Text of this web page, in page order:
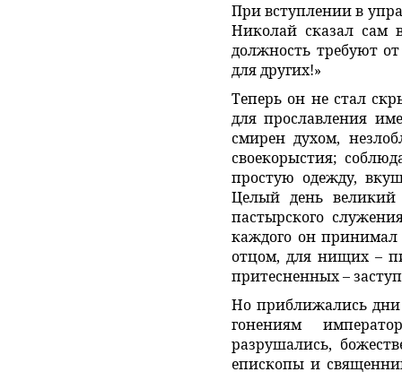
При вступлении в
Николай сказал сам
должность требуют
для других!»
Теперь он не стал
для прославления
смирен духом,
своекорыстия;
простую одежду,
Целый день великий
пастырского
каждого он
отцом, для нищих –
притесненных –
Но приближались дни
гонениям
разрушались,
епископы и